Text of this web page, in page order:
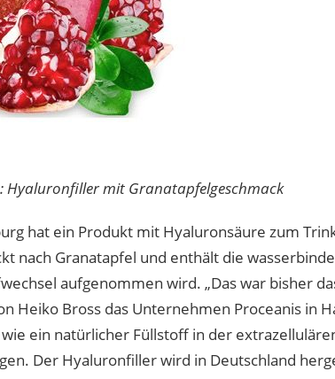
Hyaluronfiller mit Granatapfelgeschmack
hat ein Produkt mit Hyaluronsäure zum
nach Granatapfel und enthält die
aufgenommen wird. „Das war bisher
Heiko Bross das Unternehmen Proceanis in
ein natürlicher Füllstoff in der
Der Hyaluronfiller wird in Deutschland